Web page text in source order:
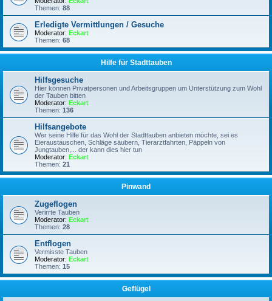
Themen: 88
Erledigte Vermittlungen / Gesuche
Moderator: Eckart
Themen: 68
Hilfe für Stadttauben
Hilfsgesuche
Hier können Privatpersonen und Arbeitsgruppen um Unterstützung zum Wohl
der Tauben bitten
Moderator: Eckart
Themen: 136
Hilfsangebote
Wer seine Hilfe für das Wohl der Stadttauben anbieten möchte, sei es
Eieraustauschen, Schläge säubern, Tierarztfahrten, Päppeln von
Jungtauben,... der kann dies hier tun
Moderator: Eckart
Themen: 21
Pinwand
Zugeflogen
Verirrte Tauben
Moderator: Eckart
Themen: 28
Entflogen
Vermisste Tauben
Moderator: Eckart
Themen: 15
Geflügel